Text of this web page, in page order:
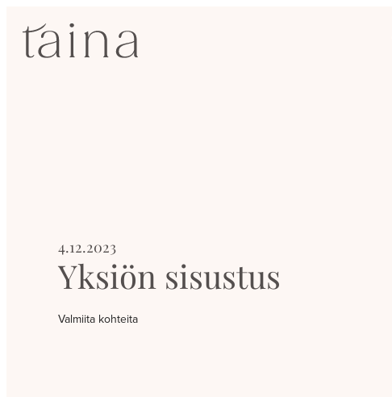
suoraan
SisustusTaina
4.12.2023
Yksiön sisustus
Valmiita kohteita